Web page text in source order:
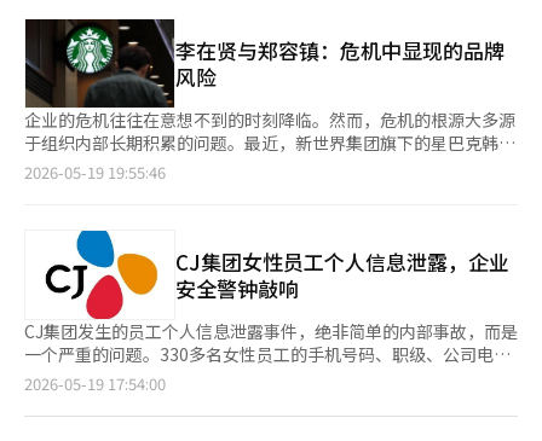
员“OY Members”，根据会员等级提供差异化的优惠。特别是通
过“本周品牌”等自有促销活动，全力支持入驻中小品牌的当地营
销。 Olive Young代表李宣静表示：“在过去以少数大型和海外品
牌为主的美容市场中，我们发掘了众多中小品牌并共同成长，未来
将为K-Beauty和K-Lifestyle在海外市场的深入扎根贡献力量。”
Olive Young美国法人权佳恩表示：“帕萨迪纳店将成为Olive
Young基于在韩国积累的K-Beauty洞察和品牌孵化能力，向全球
市场展示多样化国内品牌的前进基地。” ※ 本报道经人工智能
丽而壮观的地方。”他还提到：“钓鱼时非常辛苦，只钓到了一
条。不过，能够在水上享受钓鱼的乐趣，依然是非常愉快的时
光。” 凯普卡也没有忘记在济州岛品尝的韩国料理。他说：“钓
鱼结束后大约30分钟，我吃了韩国烧烤，真的很好吃。在巡回赛生
活中，日常生活容易重复，但在不同的国家停留并亲身体验当地文
化，总是令人兴奋和愉快。” 凯普卡在重大赛事中获得了五次冠
军，2022年转战LIV高尔夫，今年重返PGA巡回赛。然而，由于LIV
高尔夫的影响，他的世界排名降至111位，PGA巡回赛的积分也相
必须在每场比赛中努力积累积分。 这种情况反而激发了凯普卡的
热情。他表示：“对我来说，每周都是新的开始。如果有参赛机
会，我一定想参加。最重要的是，我又重新爱上了高尔夫。不断参
加巡回赛，激烈竞争，努力提升自己的比赛状态，这个过程本身就
很快乐。” 他进一步表示：“我感觉对高尔夫有了新的热爱和激
情。重新回到巡回赛生活中，继续挑战并寻找答案的过程让我真心
享受。” 尽管世界排名跌出前100名，凯普卡仍然是本次比赛的强
有力夺冠候选人之一。在PGA巡回赛公布的本次赛事实力排名中，
得下赛季球员锦标赛和主要大满贯赛事的参赛资格。 CJ杯的象征
性冠军奖杯是根据世界上最古老的活字印刷书籍《直指心体要诀》
制作的，采用韩文设计。曾在拜伦·尼尔森比赛中获胜的选手，如
老虎伍兹、山姆·斯尼德、杰克·尼克劳斯（均为美国）和厄尼·
埃尔斯（南非）的名字均以韩文刻在奖杯上。 ◆谢夫勒争取连
冠……‘TEAM CJ’全员出动 今年比赛的最大看点是卫冕冠军、
目前世界排名第一的斯科蒂·谢夫勒（美国）能否成功卫冕。谢夫
勒在PGA巡回赛上已取得20场胜利，本赛季赢得了美国快递赛的冠
出压倒性的竞技状态。他在达拉斯度过了青少年时期，并在此比赛
中首次亮相PGA巡回赛，常常表达对同样来自达拉斯的传奇高尔夫
选手拜伦·尼尔森的敬意。 TEAM CJ的选手们也备受期待。金时
沅在本赛季参加的所有比赛中均晋级，并取得1次亚军和2次季军，
6次进入前十名，状态最佳。他在4日结束的凯迪拉克锦标赛中获得
并列第四名，并在去年CJ杯中取得韩国选手中最佳成绩（并列第
15名），表示：“本赛季整体比赛状态和状态都很好，感到满意。
作为主办方的比赛，我感到更大的责任和动力，期待能延续良好状
态。” 在赛季初表现稍显不佳的林相杰在11日结束的特鲁伊斯特
李在贤与郑容镇：危机中显现的品牌
风险
企业的危机往往在意想不到的时刻降临。然而，危机的根源大多源
于组织内部长期积累的问题。最近，新世界集团旗下的星巴克韩国
因5·18相关的营销争议与CJ集团的个人信息泄露事件看似是两个
哲被酷刑致死事件的联想，受到广泛批评。一些消费者强烈反对，
认为某些表达唤起了军事政权时期的暴力记忆。随着争议的扩大，
郑容镇会长在收到相关报告后，指示进行强有力的应对，新世界集
团宣布解雇了星巴克韩国的首席执行官及相关高管。 此次事件中
引人注目的部分是郑容镇会长的应对速度。集团总裁亲自关注此
事，并采取了最高级别的人事措施，显示出企业对危机的高度重
视。他并没有将其视为简单的网络争议，而是判断为品牌整体的信
任问题。 然而，此次争议的本质并不在于是否是简单的“失
2026-05-19 19:55:46
CJ集团女性员工个人信息泄露，企业
安全警钟敲响
CJ集团发生的员工个人信息泄露事件，绝非简单的内部事故，而是
一个严重的问题。330多名女性员工的手机号码、职级、公司电话
号码及照片等信息通过Telegram频道被外部发布，显示出企业安
可查询的内容一致，这使得外部黑客攻击的可能性相对较低，内部
2026-05-19 17:54:00
页